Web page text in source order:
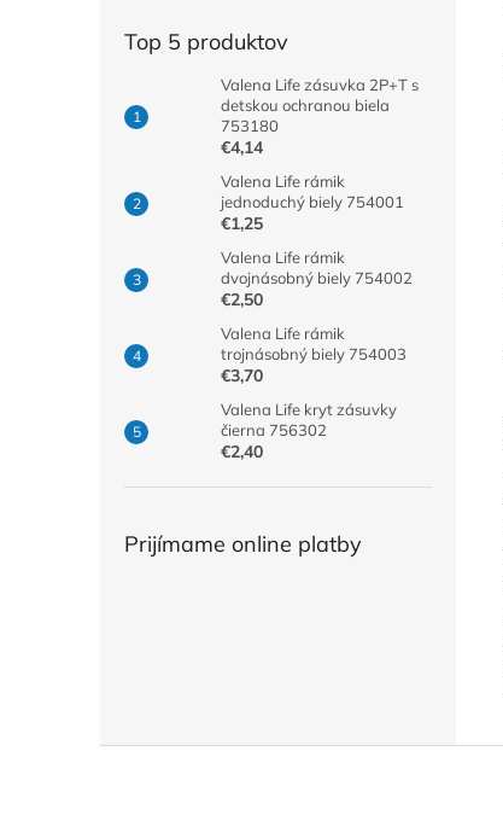
Top 5 produktov
Valena Life zásuvka 2P+T s
detskou ochranou biela
753180
€4,14
Valena Life rámik
jednoduchý biely 754001
€1,25
Valena Life rámik
dvojnásobný biely 754002
€2,50
Valena Life rámik
trojnásobný biely 754003
€3,70
Valena Life kryt zásuvky
čierna 756302
€2,40
Prijímame online platby